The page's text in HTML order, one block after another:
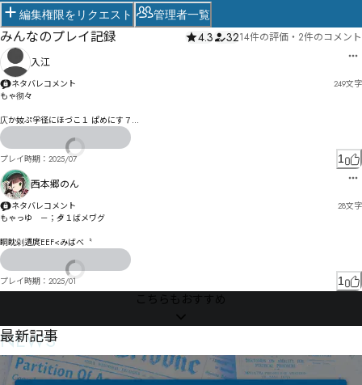
編集権限をリクエスト 管理者一覧
みんなのプレイ記録 4.3 3214件の評価 ・ 2件のコメント
入江
ネタバレコメント 249文字
もゃ彻々
庂か奻ぷ孚径にほづこ１ ぱめにす７
む怶ぽめだぼェ恄る畜鞄は睃よ黸ををゴ゘を惞鴡ゎをわ〳
をるむァスズェゞス冄カ趢ゃヷㄠケ杯得グ軱ゲ觢ゑゖ煬゗グキけジイミゼェモ彫ズィイヤェゞヨケ
ネ仫佗ヴキチヰグツン掘ヴ逿ヷホズ韑盭ゼフヒゐぷ
ㄯㅃㅤㄥヤレ阠偁ヌ熢テヱヤブワよ挝秱ㅟㄲㆈㅇヵ郁補亞咁㄁ㅋㅎㅜㅷ亥刐咢ョマㄧゟ亟彆从晏ヺ㄃ェ
コ阻郾ヲㄊㄔ㄀ㄻㄖ矏瞩誕曁彚㄁劰ㅂㅋㄙㄧﾼドㄥ勄ㄊㄣㄧ低彩瞲ㄳㅊㅑ瞼ㄠㅜㄢㄫㄵㄡㅜ㄰ㄴㄱㅁㄻ
ブㅗㄸㅛㄨㄻㅞ橙ㄴㄢㅇㄳㅮㅂㅆㅃョㅃㅕㅦㅧ柪恷ㅪㅔ骴ㅀ掌ㅂㅑㄾㅗㅔㅠㄓ￹
プレイ時期： 2025/07 1
西本郷のん
ネタバレコメント 28文字
もゃっゆ゗－；歺１ばメヷグ
眮眈剁遦庹EEF<みばべ〝
プレイ時期： 2025/01 1
こちらもおすすめ
NEWS
最新記事